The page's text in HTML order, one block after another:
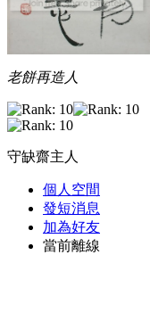
老餅再造人
守缺齋主人
個人空間
發短消息
加為好友
當前離線